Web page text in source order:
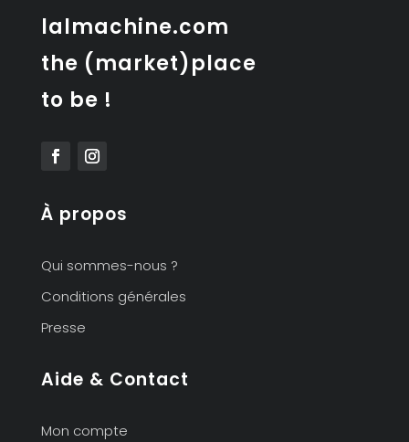
lalmachine.com
the (market)place
to be !
À propos
Qui sommes-nous ?
Conditions générales
Presse
Aide & Contact
Mon compte